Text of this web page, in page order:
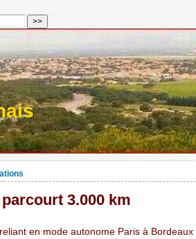
3.000 km
en mode autonome Paris à Bordeaux